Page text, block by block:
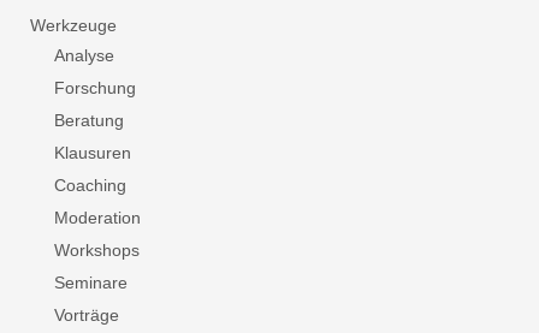
Werkzeuge
Analyse
Forschung
Beratung
Klausuren
Coaching
Moderation
Workshops
Seminare
Vorträge